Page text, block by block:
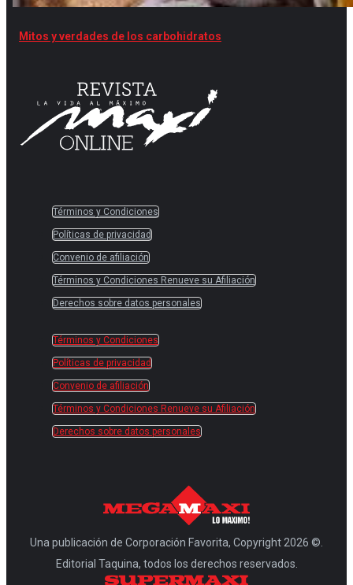
Mitos y verdades de los carbohidratos
Términos y Condiciones
Políticas de privacidad
Convenio de afiliación
Términos y Condiciones Renueve su Afiliación
Derechos sobre datos personales
Términos y Condiciones
Políticas de privacidad
Convenio de afiliación
Términos y Condiciones Renueve su Afiliación
Derechos sobre datos personales
Una publicación de Corporación Favorita, Copyright 2026 ©.
Editorial Taquina, todos los derechos reservados.